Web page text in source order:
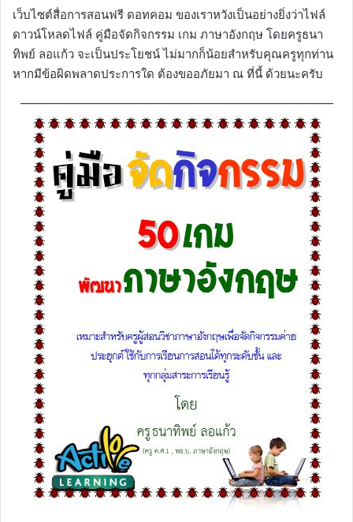
เว็บไซต์สื่อการสอนฟรี ดอทคอม ของเราหวังเป็นอย่างยิ่งว่าไฟล์
ดาวน์โหลดไฟล์ คู่มือจัดกิจกรรม เกม ภาษาอังกฤษ โดยครูธนา
ทิพย์ ลอแก้ว จะเป็นประโยชน์ ไม่มากก็น้อยสำหรับคุณครูทุกท่าน
หากมีข้อผิดพลาดประการใด ต้องขออภัยมา ณ ที่นี้ ด้วยนะครับ